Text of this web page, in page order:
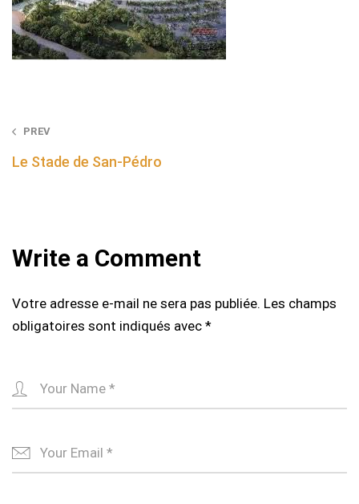
Post
navigation
PREV
Le Stade de San-Pédro
Write a Comment
Votre adresse e-mail ne sera pas publiée. Les champs
obligatoires sont indiqués avec *